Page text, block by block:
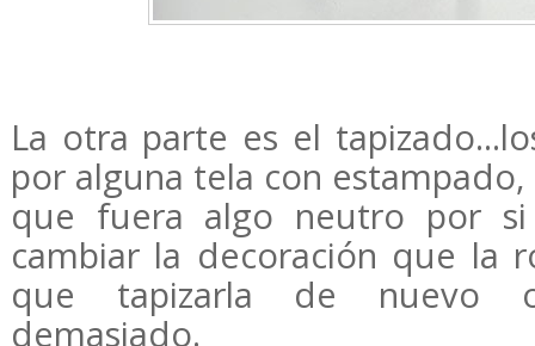
La otra parte es el
por alguna tela con
que fuera algo neutro por
cambiar la decoración que la
que tapizarla de nuevo
demasiado.